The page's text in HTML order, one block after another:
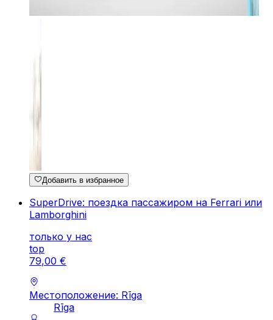
Добавить в избранное
SuperDrive: поездка пассажиром на Ferrari или
Lamborghini
только у нас
top
79,00 €
Местоположение: Rīga
Rīga